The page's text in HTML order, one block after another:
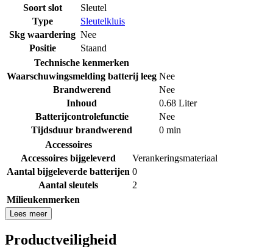
Soort slot
Sleutel
Type
Sleutelkluis
Skg waardering Nee
Positie
Staand
Technische kenmerken
Waarschuwingsmelding batterij leeg Nee
Brandwerend
Nee
Inhoud
0.68 Liter
Batterijcontrolefunctie
Nee
Tijdsduur brandwerend
0 min
Accessoires
Accessoires bijgeleverd
Verankeringsmateriaal
Aantal bijgeleverde batterijen 0
Aantal sleutels
2
Milieukenmerken
Lees meer
Productveiligheid